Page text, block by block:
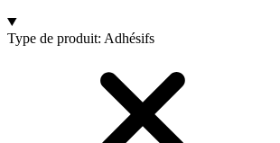
Products
Type de produit: Adhésifs